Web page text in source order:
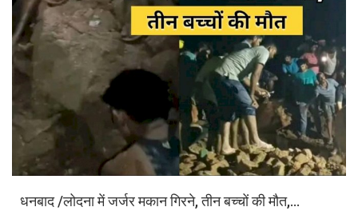
धनबाद /लोदना में जर्जर मकान गिरने, तीन बच्चों की मौत,...